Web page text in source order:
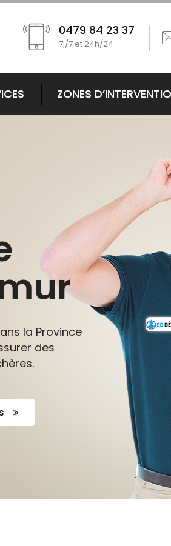
0479 84 23 37
7j/7 et 24h/24
ZONES
la Province
des